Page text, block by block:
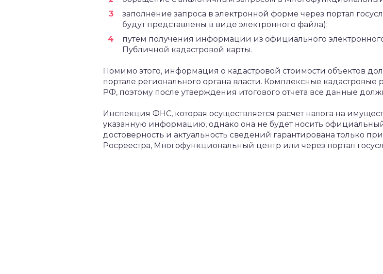
заполнение запроса в электронной форме через портал
будут представлены в виде электронного файла);
путем получения информации из официального
Публичной кадастровой карты.
Помимо этого, информация о кадастровой стоимости объектов
портале регионального органа власти. Комплексные кадастровые
РФ, поэтому после утверждения итогового отчета все данные
Инспекция ФНС, которая осуществляется расчет налога на
указанную информацию, однако она не будет носить
достоверность и актуальность сведений гарантирована только
Росреестра, Многофункциональный центр или через портал